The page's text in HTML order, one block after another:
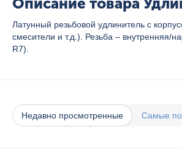
Латунный резьбовой удлинитель с
смесители и т.д.). Резьба – внутренняя/
R7).
Недавно просмотренные Самые